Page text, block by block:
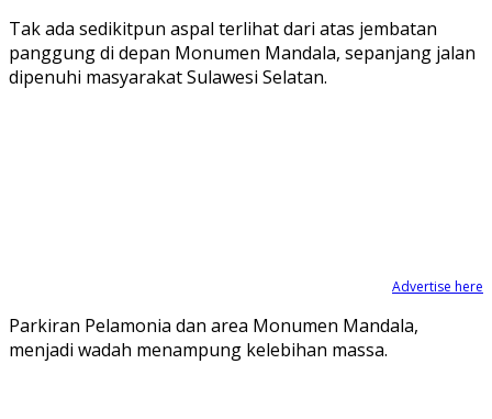
Tak ada sedikitpun aspal terlihat dari atas jembatan
panggung di depan Monumen Mandala, sepanjang jalan
dipenuhi masyarakat Sulawesi Selatan.
Advertise here
Parkiran Pelamonia dan area Monumen Mandala,
menjadi wadah menampung kelebihan massa.